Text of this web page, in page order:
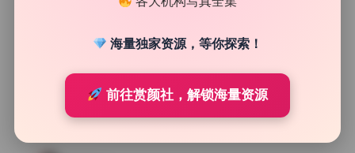
李梓熙 高清写真合集39套16视频25.11G无水印资源包
海量独家资源，等你探索！
前往赏颜社，解锁海量资源